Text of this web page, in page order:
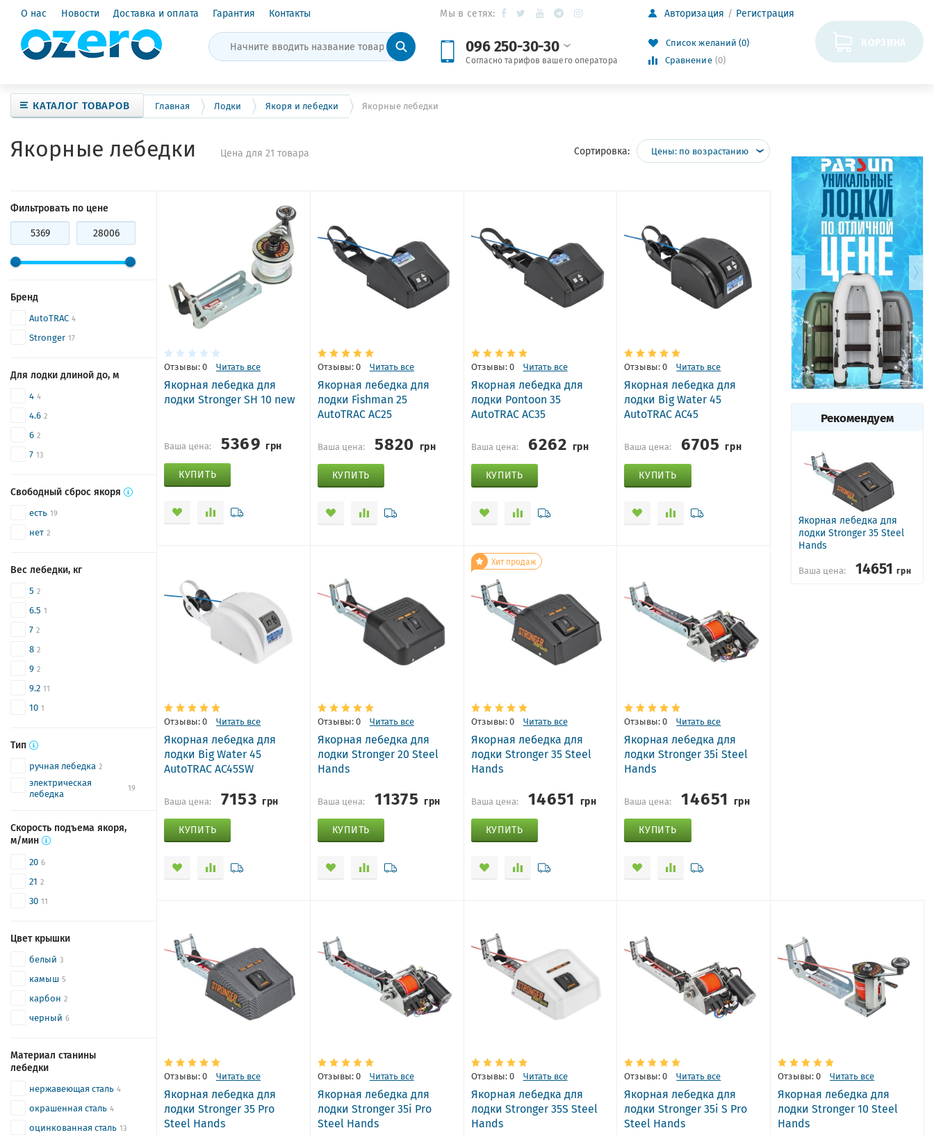
О нас Новости Доставка и оплата Гарантия Контакты Мы в сетях:
096 250-30-30
Согласно тарифов вашего оператора
Авторизация Регистрация
Список желаний (0)
Сравнение (0)
КОРЗИНА
КАТАЛОГ ТОВАРОВ Главная Лодки Якоря и лебедки Якорные лебедки
Якорные лебедки Цена для 21 товара Сортировка: Цены: по возрастанию
Фильтровать по цене
Бренд
AutoTRAC 4
Stronger 17
Для лодки длиной до, м
4 4
4.6 2
6 2
7 13
Свободный сброс якоря
есть 19
нет 2
Вес лебедки, кг
5 2
6.5 1
7 2
8 2
9 2
9.2 11
10 1
Тип
ручная лебедка 2
электрическая
лебедка
19
Скорость подъема якоря,
м/мин
20 6
21 2
30 11
Цвет крышки
белый 3
камыш 5
карбон 2
черный 6
Материал станины
лебедки
нержавеющая сталь 4
окрашенная сталь 4
оцинкованная сталь 13
Рекомендуем
Якорная лебедка для
лодки Stronger 35 Steel
Hands
Ваша цена: 14651грн
Отзывы: 0 Читать все
Якорная лебедка для
лодки Stronger SH 10 new
Ваша цена: 5369 грн
КУПИТЬ
Отзывы: 0 Читать все
Якорная лебедка для
лодки Fishman 25
AutoTRAC AC25
Ваша цена: 5820 грн
КУПИТЬ
Отзывы: 0 Читать все
Якорная лебедка для
лодки Pontoon 35
AutoTRAC AC35
Ваша цена: 6262 грн
КУПИТЬ
Отзывы: 0 Читать все
Якорная лебедка для
лодки Big Water 45
AutoTRAC AC45
Ваша цена: 6705грн
КУПИТЬ
Отзывы: 0 Читать все
Якорная лебедка для
лодки Big Water 45
AutoTRAC AC45SW
Ваша цена: 7153 грн
КУПИТЬ
Отзывы: 0 Читать все
Якорная лебедка для
лодки Stronger 20 Steel
Hands
Ваша цена: 11375 грн
КУПИТЬ
Хит продаж
Отзывы: 0 Читать все
Якорная лебедка для
лодки Stronger 35 Steel
Hands
Ваша цена: 14651 грн
КУПИТЬ
Отзывы: 0 Читать все
Якорная лебедка для
лодки Stronger 35i Steel
Hands
Ваша цена: 14651 грн
КУПИТЬ
Отзывы: 0 Читать все
Якорная лебедка для
лодки Stronger 35 Pro
Steel Hands
Отзывы: 0 Читать все
Якорная лебедка для
лодки Stronger 35i Pro
Steel Hands
Отзывы: 0 Читать все
Якорная лебедка для
лодки Stronger 35S Steel
Hands
Отзывы: 0 Читать все
Якорная лебедка для
лодки Stronger 35i S Pro
Steel Hands
Отзывы: 0 Читать все
Якорная лебедка для
лодки Stronger 10 Steel
Hands